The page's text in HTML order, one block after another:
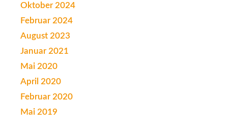
Oktober 2024
Februar 2024
August 2023
Januar 2021
Mai 2020
April 2020
Februar 2020
Mai 2019